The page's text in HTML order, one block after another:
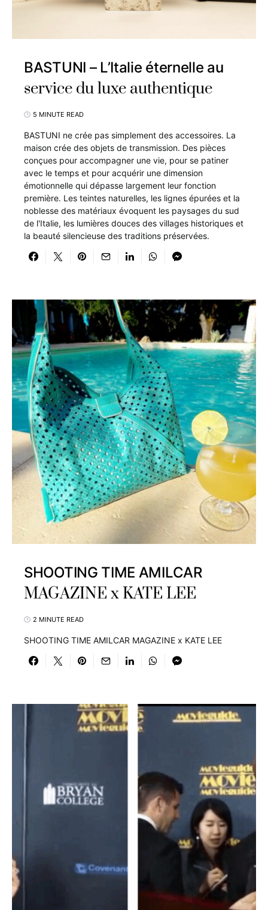
BASTUNI – L’Italie éternelle au
service du luxe authentique
5 MINUTE READ
BASTUNI ne crée pas simplement des accessoires. La
maison crée des objets de transmission. Des pièces
conçues pour accompagner une vie, pour se patiner
avec le temps et pour acquérir une dimension
émotionnelle qui dépasse largement leur fonction
première. Les teintes naturelles, les lignes épurées et la
noblesse des matériaux évoquent les paysages du sud
de l'Italie, les lumières douces des villages historiques et
la beauté silencieuse des traditions préservées.
SHOOTING TIME AMILCAR
MAGAZINE x KATE LEE
2 MINUTE READ
SHOOTING TIME AMILCAR MAGAZINE x KATE LEE